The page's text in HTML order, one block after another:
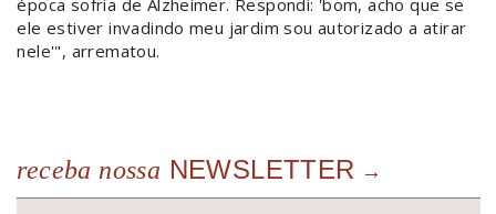
época sofria de Alzheimer. Respondi: 'bom, acho que se
ele estiver invadindo meu jardim sou autorizado a atirar
nele'", arrematou.
receba nossa NEWSLETTER